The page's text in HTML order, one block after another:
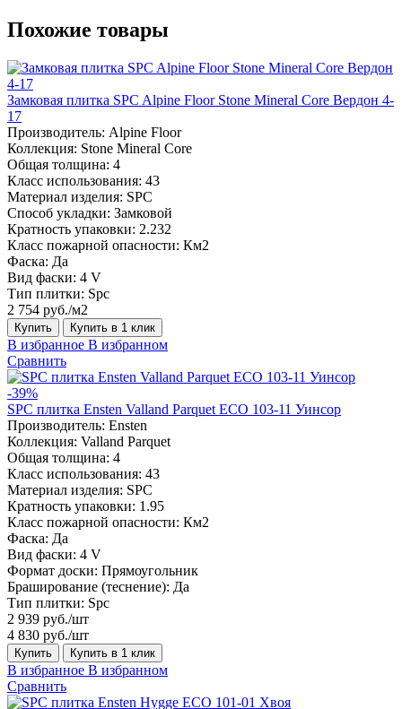
Похожие товары
Замковая плитка SPC Alpine Floor Stone Mineral Core Вердон 4-
17
Производитель: Alpine Floor
Коллекция: Stone Mineral Core
Общая толщина: 4
Класс использования: 43
Материал изделия: SPC
Способ укладки: Замковой
Кратность упаковки: 2.232
Класс пожарной опасности: Км2
Фаска: Да
Вид фаски: 4 V
Тип плитки: Spc
2 754 руб./м2
Купить Купить в 1 клик
В избранное В избранном
Сравнить
-39%
SPC плитка Ensten Valland Parquet ECO 103-11 Уинсор
Производитель: Ensten
Коллекция: Valland Parquet
Общая толщина: 4
Класс использования: 43
Материал изделия: SPC
Кратность упаковки: 1.95
Класс пожарной опасности: Км2
Фаска: Да
Вид фаски: 4 V
Формат доски: Прямоугольник
Браширование (теснение): Да
Тип плитки: Spc
2 939 руб./шт
4 830 руб./шт
Купить Купить в 1 клик
В избранное В избранном
Сравнить